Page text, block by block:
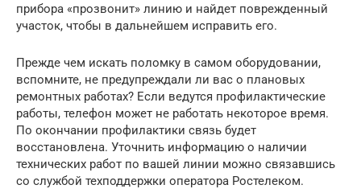
прибора «прозвонит» линию и найдет поврежденный
участок, чтобы в дальнейшем исправить его.
Прежде чем искать поломку в самом оборудовании,
вспомните, не предупреждали ли вас о плановых
ремонтных работах? Если ведутся профилактические
работы, телефон может не работать некоторое время.
По окончании профилактики связь будет
восстановлена. Уточнить информацию о наличии
технических работ по вашей линии можно связавшись
со службой техподдержки оператора Ростелеком.